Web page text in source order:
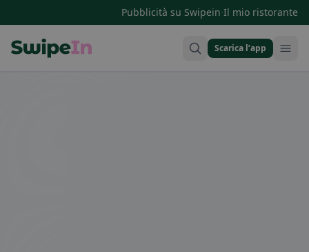
Pubblicità su Swipein·Il mio ristorante
Scarica l’app